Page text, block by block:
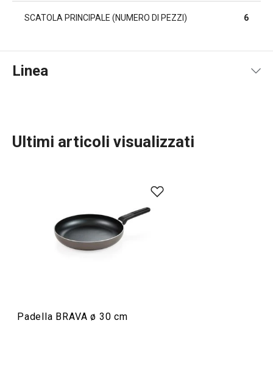
SCATOLA PRINCIPALE (NUMERO DI PEZZI) 6
Linea
Cucinare
Ultimi articoli visualizzati
Padella BRAVA ø 30 cm